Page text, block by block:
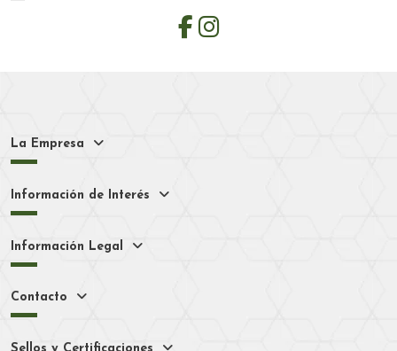
La Empresa
Información de Interés
Información Legal
Contacto